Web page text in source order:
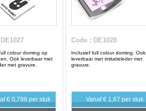
colour doming op
Ook leverbaar met
met gravure.
€ 0,798 per stuk
Code : DE1028
Inclusief full colour doming. Ook
leverbaar met imitatieleder met
gravure.
Vanaf€ 1,67 per stuk